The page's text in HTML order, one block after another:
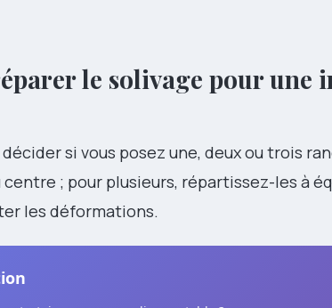
le solivage pour une
si vous posez une, deux ou trois
centre ; pour plusieurs, répartissez-les à
les déformations.